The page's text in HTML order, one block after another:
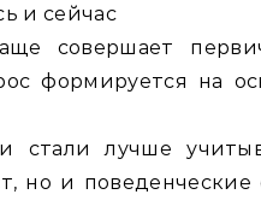
и сейчас
совершает
формируется на
стали лучше
но и